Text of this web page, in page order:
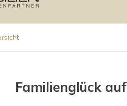
Familienglück